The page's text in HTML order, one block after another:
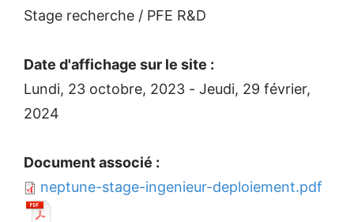
Stage recherche / PFE R&D
Date d'affichage sur le site :
Lundi, 23 octobre, 2023 - Jeudi, 29 février,
2024
Document associé :
neptune-stage-ingenieur-deploiement.pdf